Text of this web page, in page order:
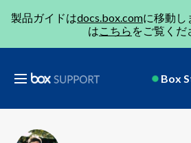
製品ガイドはdocs.box.comに移動し
はこちら をご覧くだ
Box